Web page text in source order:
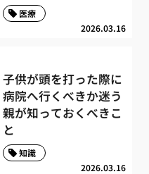
2026.03.16
医療
子供が頭を打った際に
病院へ行くべきか迷う
親が知っておくべきこ
と
2026.03.16
知識